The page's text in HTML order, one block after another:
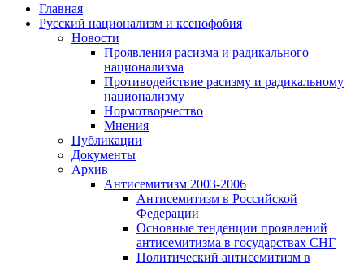
Главная
Русский национализм и ксенофобия
Новости
Проявления расизма и радикального
национализма
Противодействие расизму и радикальному
национализму
Нормотворчество
Мнения
Публикации
Документы
Архив
Антисемитизм 2003-2006
Антисемитизм в Российской
Федерации
Основные тенденции проявлений
антисемитизма в государствах СНГ
Политический антисемитизм в